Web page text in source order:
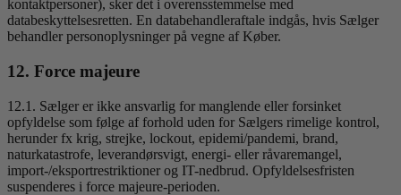
kontaktpersoner), sker det i overensstemmelse med
databeskyttelsesretten. En databehandleraftale indgås, hvis Sælger
behandler personoplysninger på vegne af Køber.
12. Force majeure
12.1. Sælger er ikke ansvarlig for manglende eller forsinket
opfyldelse som følge af forhold uden for Sælgers rimelige kontrol,
herunder fx krig, strejke, lockout, epidemi/pandemi, brand,
naturkatastrofe, leverandørsvigt, energi- eller råvaremangel,
import-/eksportrestriktioner og IT-nedbrud. Opfyldelsesfristen
suspenderes i force majeure-perioden.